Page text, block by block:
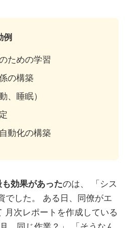
例
ための学習
の構築
、睡眠）
動化の構築
も効果があったのは、 「シス
でした。 ある日、同僚がエ
月次レポートを作成している